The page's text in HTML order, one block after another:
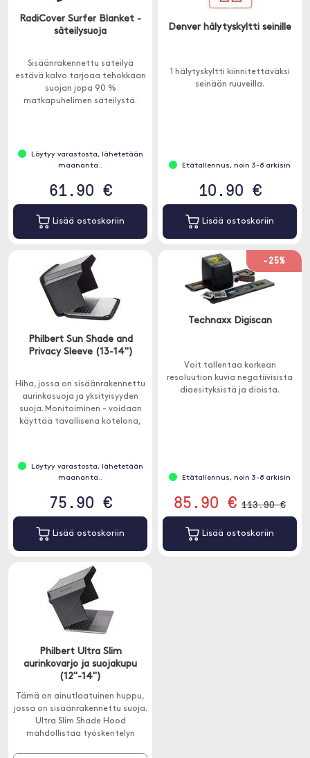
RadiCover Surfer Blanket -
säteilysuoja
Sisäänrakennettu säteilyä
estävä kalvo tarjoaa tehokkaan
suojan jopa 90 %
matkapuhelimen säteilystä.
Löytyy varastosta, lähetetään
maananta..
61.90 €
Lisää ostoskoriin
Denver hälytyskyltti seinille
1 hälytyskyltti kiinnitettäväksi
seinään ruuveilla.
Etätallennus, noin 3-8 arkisin
10.90 €
Lisää ostoskoriin
Philbert Sun Shade and
Privacy Sleeve (13-14")
Hiha, jossa on sisäänrakennettu
aurinkosuoja ja yksityisyyden
suoja. Monitoiminen - voidaan
käyttää tavallisena kotelona,
Löytyy varastosta, lähetetään
maananta..
75.90 €
Lisää ostoskoriin
-25%
Technaxx Digiscan
Voit tallentaa korkean
resoluution kuvia negatiivisista
diaesityksistä ja dioista.
Etätallennus, noin 3-8 arkisin
85.90 € 113.90 €
Lisää ostoskoriin
Philbert Ultra Slim
aurinkovarjo ja suojakupu
(12"-14")
Tämä on ainutlaatuinen huppu,
jossa on sisäänrakennettu suoja.
Ultra Slim Shade Hood
mahdollistaa työskentelyn